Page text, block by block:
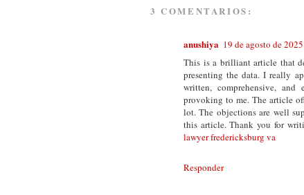
3 COMENTARIOS:
anushiya 19 de agosto de
This is a brilliant article that
presenting the data. I really
written, comprehensive,
provoking to me. The article
lot. The objections are well
this article. Thank you for
lawyer fredericksburg va
Responder